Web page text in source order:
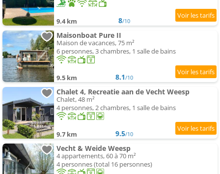
9.4 km 8/10
Maisonboat Pure II
Maison de vacances, 75 m²
6 personnes, 3 chambres, 1 salle de bains
9.5 km 8.1/10
Chalet 4, Recreatie aan de Vecht Weesp
Chalet, 48 m²
4 personnes, 2 chambres, 1 salle de bains
9.7 km 9.5/10
Vecht & Weide Weesp
4 appartements, 60 à 70 m²
4 personnes (total 16 personnes)